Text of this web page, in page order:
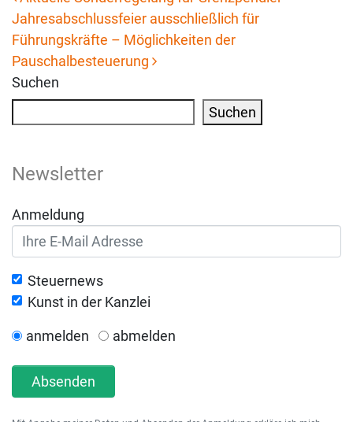
Beitrags-Navigation
Jahresabschlussfeier ausschließlich für
Führungskräfte – Möglichkeiten der
Pauschalbesteuerung
Suchen
Suchen
Newsletter
Anmeldung
Steuernews
Kunst in der Kanzlei
anmelden abmelden
Absenden